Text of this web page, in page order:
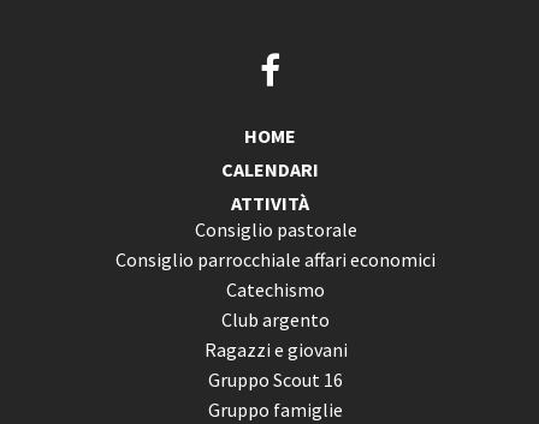
HOME
CALENDARI
ATTIVITÀ
Consiglio pastorale
Consiglio parrocchiale affari economici
Catechismo
Club argento
Ragazzi e giovani
Gruppo Scout 16
Gruppo famiglie